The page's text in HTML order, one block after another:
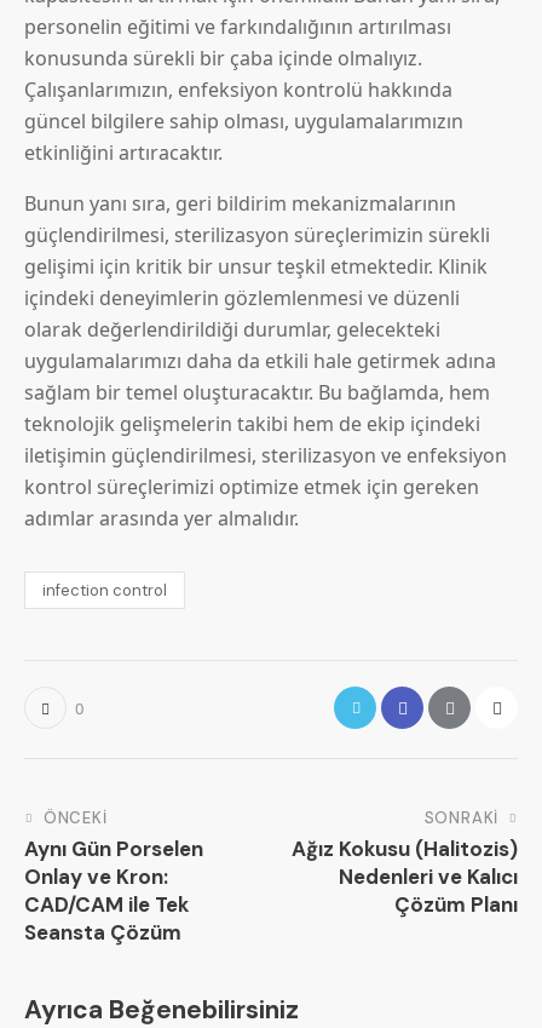
personelin eğitimi ve farkındalığının artırılması
konusunda sürekli bir çaba içinde olmalıyız.
Çalışanlarımızın, enfeksiyon kontrolü hakkında
güncel bilgilere sahip olması, uygulamalarımızın
etkinliğini artıracaktır.
Bunun yanı sıra, geri bildirim mekanizmalarının
güçlendirilmesi, sterilizasyon süreçlerimizin sürekli
gelişimi için kritik bir unsur teşkil etmektedir. Klinik
içindeki deneyimlerin gözlemlenmesi ve düzenli
olarak değerlendirildiği durumlar, gelecekteki
uygulamalarımızı daha da etkili hale getirmek adına
sağlam bir temel oluşturacaktır. Bu bağlamda, hem
teknolojik gelişmelerin takibi hem de ekip içindeki
iletişimin güçlendirilmesi, sterilizasyon ve enfeksiyon
kontrol süreçlerimizi optimize etmek için gereken
adımlar arasında yer almalıdır.
infection control
0
ÖNCEKI
Aynı Gün Porselen
Onlay ve Kron:
CAD/CAM ile Tek
Seansta Çözüm
SONRAKI
Ağız Kokusu (Halitozis)
Nedenleri ve Kalıcı
Çözüm Planı
Ayrıca Beğenebilirsiniz